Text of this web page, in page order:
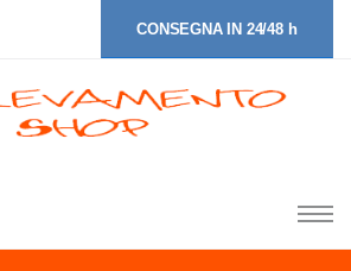
CONSEGNA IN 24/48 h